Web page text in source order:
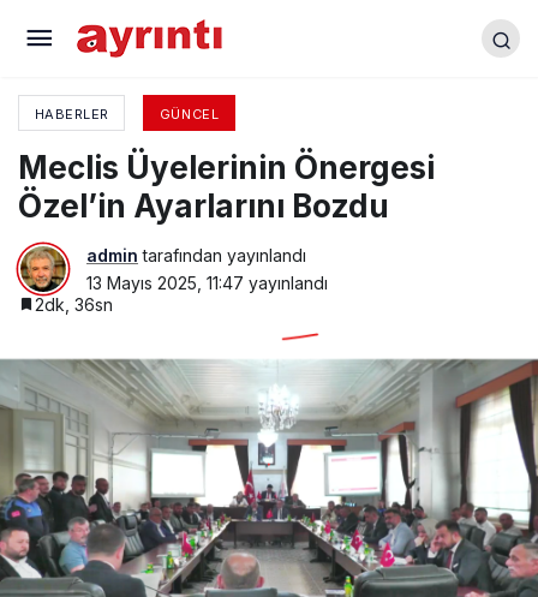
HABERLER GÜNCEL
Meclis Üyelerinin Önergesi
Özel’in Ayarlarını Bozdu
admin tarafından yayınlandı
13 Mayıs 2025, 11:47 yayınlandı
2dk, 36sn
Yenişehir’de Üniversite-Sanayi İş Birliği